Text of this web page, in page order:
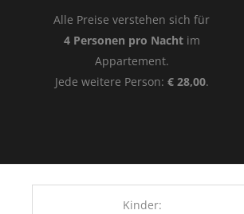
Alle Preise verstehen sich für
4 Personen pro Nachtim
Appartement.
Jede weitere Person: € 28,00.
Kinder: